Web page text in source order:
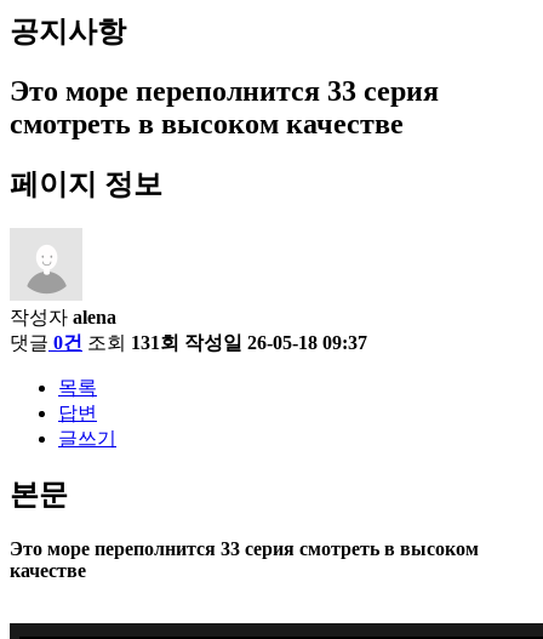
공지사항
Это море переполнится 33 серия
смотреть в высоком качестве
페이지 정보
작성자 alena
댓글 0건 조회 131회 작성일 26-05-18 09:37
목록
답변
글쓰기
본문
Это море переполнится 33 серия смотреть в высоком
качестве